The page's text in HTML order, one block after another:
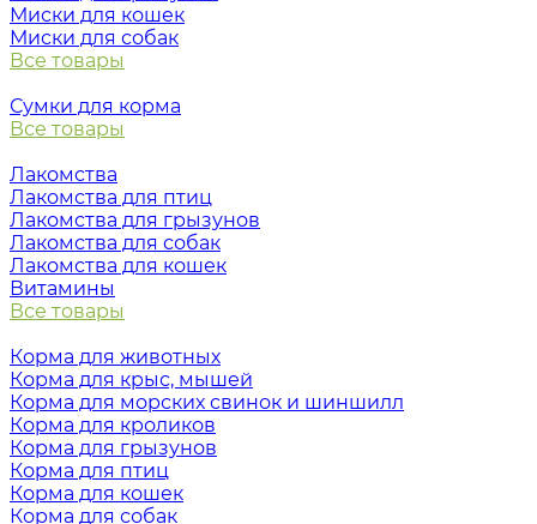
Миски для кошек
Миски для собак
Все товары
Сумки для корма
Все товары
Лакомства
Лакомства для птиц
Лакомства для грызунов
Лакомства для собак
Лакомства для кошек
Витамины
Все товары
Корма для животных
Корма для крыс, мышей
Корма для морских свинок и шиншилл
Корма для кроликов
Корма для грызунов
Корма для птиц
Корма для кошек
Корма для собак